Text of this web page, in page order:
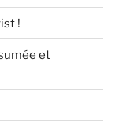
!
et